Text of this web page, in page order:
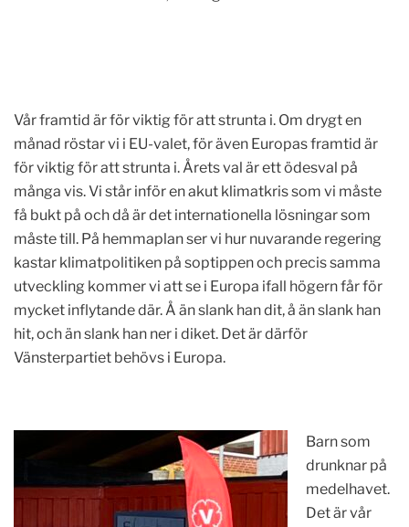
Vår framtid är för viktig för att strunta i. Om drygt en
månad röstar vi i EU-valet, för även Europas framtid är
för viktig för att strunta i. Årets val är ett ödesval på
många vis. Vi står inför en akut klimatkris som vi måste
få bukt på och då är det internationella lösningar som
måste till. På hemmaplan ser vi hur nuvarande regering
kastar klimatpolitiken på soptippen och precis samma
utveckling kommer vi att se i Europa ifall högern får för
mycket inflytande där. Å än slank han dit, å än slank han
hit, och än slank han ner i diket. Det är därför
Vänsterpartiet behövs i Europa.
Barn som
drunknar på
medelhavet.
Det är vår